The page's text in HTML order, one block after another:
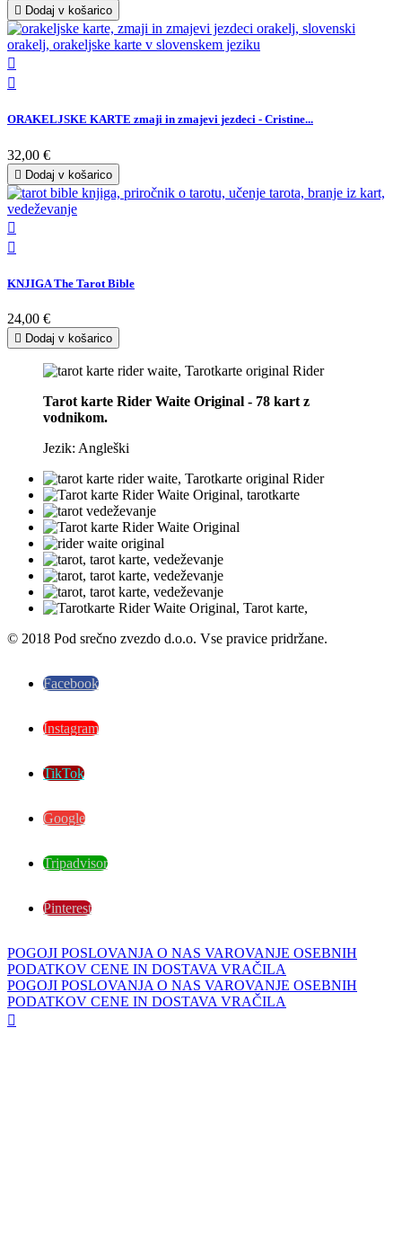
 Dodaj v košarico


ORAKELJSKE KARTE zmaji in zmajevi jezdeci - Cristine...
32,00 €
 Dodaj v košarico


KNJIGA The Tarot Bible
24,00 €
 Dodaj v košarico
Tarot karte Rider Waite Original - 78 kart z
vodnikom.
Jezik: Angleški
© 2018 Pod srečno zvezdo d.o.o. Vse pravice pridržane.
Facebook
Instagram
TikTok
Google
Tripadvisor
Pinterest
POGOJI POSLOVANJA O NAS VAROVANJE OSEBNIH
PODATKOV CENE IN DOSTAVA VRAČILA
POGOJI POSLOVANJA O NAS VAROVANJE OSEBNIH
PODATKOV CENE IN DOSTAVA VRAČILA
